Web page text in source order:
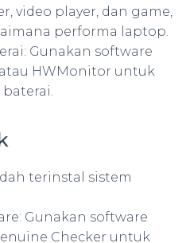
video player, dan game,
performa laptop.
Gunakan software
HWMonitor untuk
terinstal sistem
Gunakan software
Checker untuk